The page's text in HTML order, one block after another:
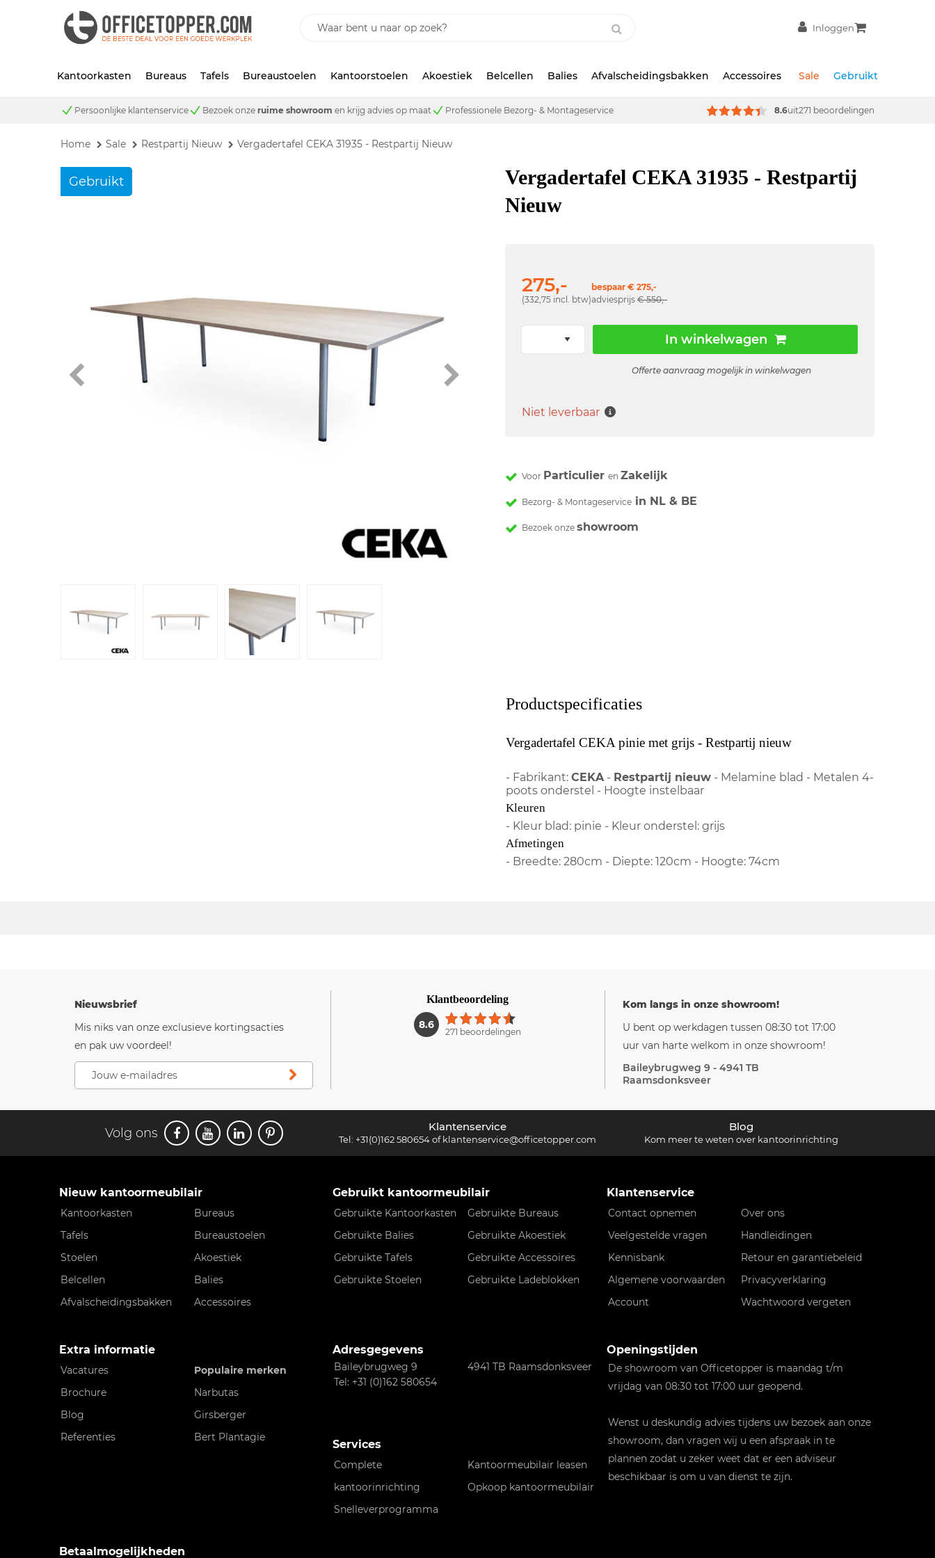
Inloggen
Kantoorkasten Bureaus Tafels Bureaustoelen Kantoorstoelen Akoestiek Belcellen Balies Afvalscheidingsbakken Accessoires Sale Gebruikt
Persoonlijke klantenservice Bezoek onze ruime showroom en krijg advies op maat Professionele Bezorg- & Montageservice 8.6uit271 beoordelingen
Home Sale Restpartij Nieuw Vergadertafel CEKA 31935 - Restpartij Nieuw
Gebruikt
Vergadertafel CEKA 31935 - Restpartij
Nieuw
275,-
(332,75 incl. btw)
bespaar € 275,-
adviesprijs€ 550,-
In winkelwagen
Offerte aanvraag mogelijk in winkelwagen
Niet leverbaar
Voor ParticulierenZakelijk
Bezorg- & Montageservice in NL & BE
Bezoek onzeshowroom
Productspecificaties
Vergadertafel CEKA pinie met grijs - Restpartij nieuw
- Fabrikant: CEKA- Restpartij nieuw - Melamine blad - Metalen 4-
poots onderstel - Hoogte instelbaar
Kleuren
- Kleur blad: pinie - Kleur onderstel: grijs
Afmetingen
- Breedte: 280cm - Diepte: 120cm - Hoogte: 74cm
Nieuwsbrief
Mis niks van onze exclusieve kortingsacties
en pak uw voordeel!
Klantbeoordeling
8.6 1
271 beoordelingen
Kom langs in onze showroom!
U bent op werkdagen tussen 08:30 tot 17:00
uur van harte welkom in onze showroom!
Baileybrugweg 9 - 4941 TB
Raamsdonksveer
Volg ons Klantenservice
Tel: +31(0)162 580654ofklantenservice@officetopper.com
Blog
Kom meer te weten over kantoorinrichting
Nieuw kantoormeubilair
Kantoorkasten
Bureaus
Tafels
Bureaustoelen
Stoelen
Akoestiek
Belcellen
Balies
Afvalscheidingsbakken
Accessoires
Extra informatie
Vacatures
Populaire merken
Brochure
Narbutas
Blog
Girsberger
Referenties
Bert Plantagie
Betaalmogelijkheden
Gebruikt kantoormeubilair
Gebruikte Kantoorkasten
Gebruikte Bureaus
Gebruikte Balies
Gebruikte Akoestiek
Gebruikte Tafels
Gebruikte Accessoires
Gebruikte Stoelen
Gebruikte Ladeblokken
Adresgegevens
Baileybrugweg 9
4941 TB Raamsdonksveer
Tel: +31 (0)162 580654
Services
Complete
kantoorinrichting
Kantoormeubilair leasen
Opkoop kantoormeubilair
Snelleverprogramma
Klantenservice
Contact opnemen
Over ons
Veelgestelde vragen
Handleidingen
Kennisbank
Retour en garantiebeleid
Algemene voorwaarden
Privacyverklaring
Account
Wachtwoord vergeten
Openingstijden
De showroom van Officetopper is maandag t/m
vrijdag van 08:30 tot 17:00 uur geopend.
Wenst u deskundig advies tijdens uw bezoek aan onze
showroom, dan vragen wij u een afspraak in te
plannen zodat u zeker weet dat er een adviseur
beschikbaar is om u van dienst te zijn.